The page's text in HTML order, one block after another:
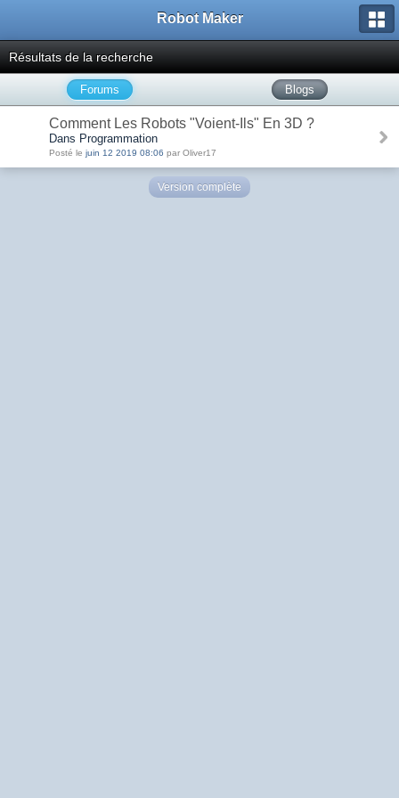
Robot Maker
Résultats de la recherche
Forums Blogs
Comment Les Robots "Voient-Ils" En 3D ?
Dans Programmation
Posté le juin 12 2019 08:06 par Oliver17
Version complète